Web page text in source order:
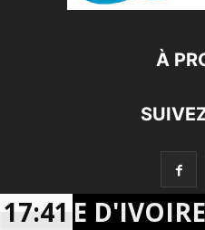
À
CÔTE
17:41